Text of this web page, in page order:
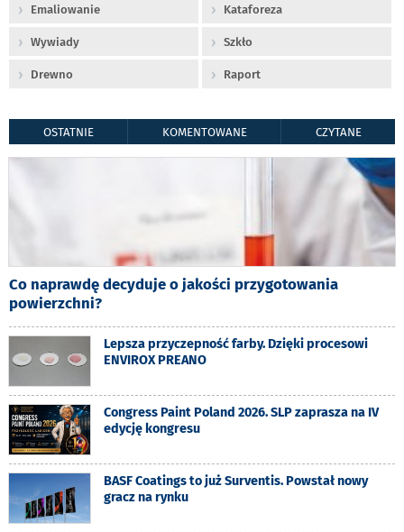
Emaliowanie Kataforeza
Wywiady Szkło
Drewno Raport
OSTATNIE KOMENTOWANE CZYTANE
Co naprawdę decyduje o jakości przygotowania
powierzchni?
Lepsza przyczepność farby. Dzięki procesowi
ENVIROX PREANO
Congress Paint Poland 2026. SLP zaprasza na IV
edycję kongresu
BASF Coatings to już Surventis. Powstał nowy
gracz na rynku